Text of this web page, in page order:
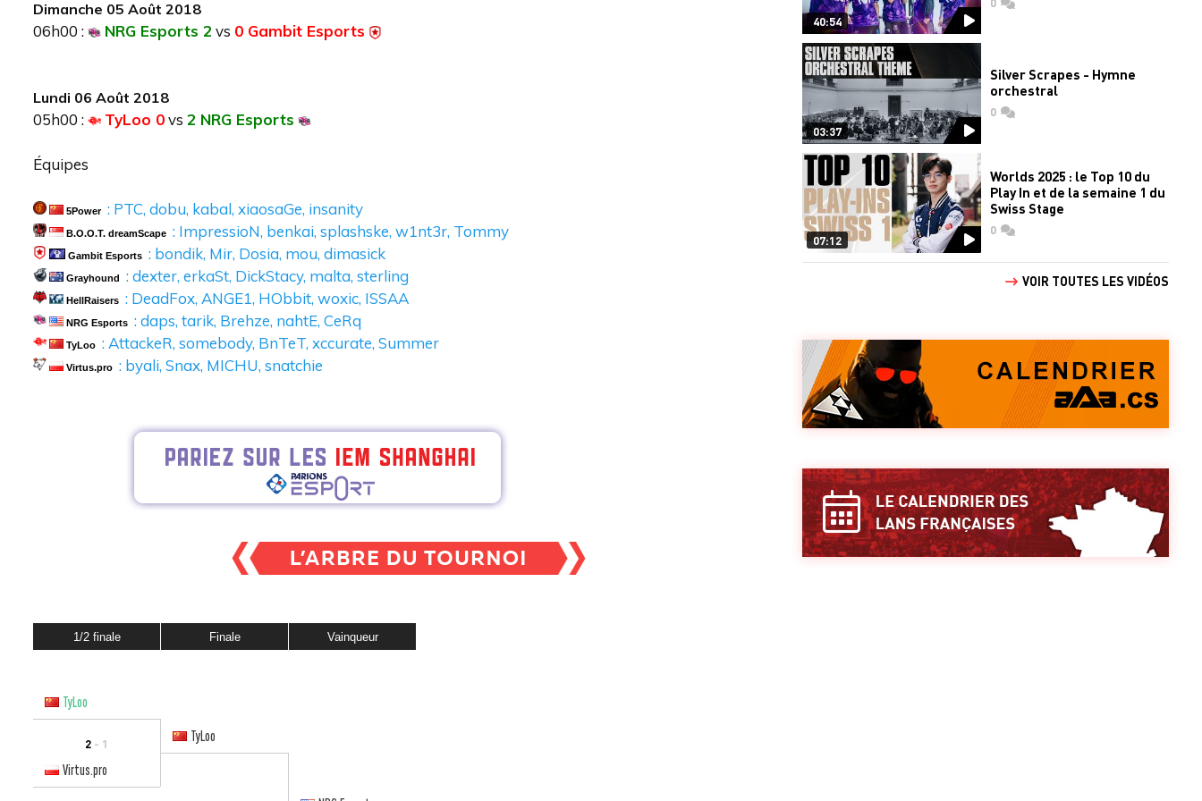
Dimanche 05 Août 2018
06h00 : NRG Esports 2 vs 0 Gambit Esports
Lundi 06 Août 2018
05h00 : TyLoo 0vs 2 NRG Esports
Équipes
5Power : PTC, dobu, kabal, xiaosaGe, insanity
B.O.O.T. dreamScape : ImpressioN, benkai, splashske, w1nt3r, Tommy
Gambit Esports : bondik, Mir, Dosia, mou, dimasick
Grayhound : dexter, erkaSt, DickStacy, malta, sterling
HellRaisers : DeadFox, ANGE1, HObbit, woxic, ISSAA
NRG Esports : daps, tarik, Brehze, nahtE, CeRq
TyLoo : AttackeR, somebody, BnTeT, xccurate, Summer
Virtus.pro : byali, Snax, MICHU, snatchie
1/2 finale Finale Vainqueur
TyLoo
2 - 1
TyLoo
Virtus.pro
40:54
03:37
Silver Scrapes - Hymne
orchestral
0commentaires
07:12
Worlds 2025 : le Top 10 du
Play In et de la semaine 1 du
Swiss Stage
0commentaires
VOIR TOUTES LES VIDÉOS